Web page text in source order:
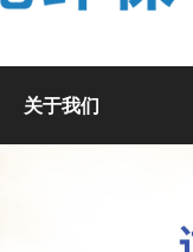
关于我们